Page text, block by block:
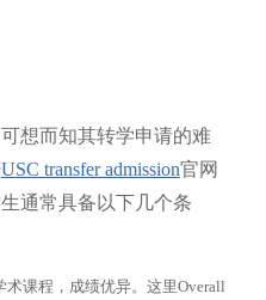
想而知其转学申请的难
USC transfer admission官网
通常具备以下几个条
课程，成绩优异。这里Overall